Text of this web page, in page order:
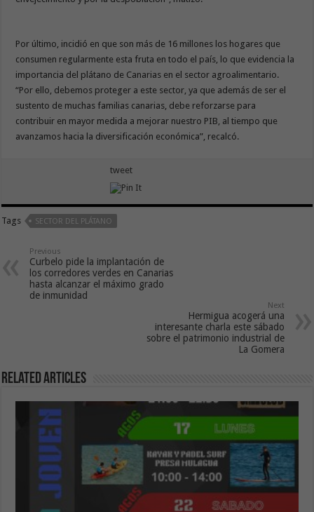
Por último, incidió en que son más de 16 millones los hogares que
consumen regularmente esta fruta en todo el país, lo que evidencia la
importancia del plátano de Canarias en el sector agroalimentario.
“Por ello, debemos proteger a este sector, ya que además de ser el
sustento de muchas familias canarias, debe reforzarse para
contribuir en mayor medida a mejorar nuestro PIB, al tiempo que
avanzamos hacia la diversificación económica”, recalcó.
tweet
Tags SECTOR DEL PLÁTANO
Previous
Curbelo pide la implantación de
los corredores verdes en Canarias
hasta alcanzar el máximo grado
de inmunidad
Next
Hermigua acogerá una
interesante charla este sábado
sobre el patrimonio industrial de
La Gomera
Related Articles